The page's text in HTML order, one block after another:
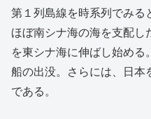
第１列島線を時系列でみ
ほぼ南シナ海の海を支配
を東シナ海に伸ばし始め
船の出没。さらには、日本
である。